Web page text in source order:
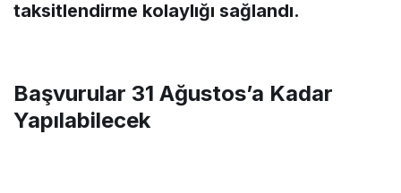
taksitlendirme kolaylığı sağlandı.
Başvurular 31 Ağustos’a Kadar
Yapılabilecek